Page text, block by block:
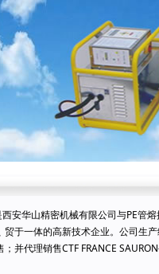
华山精密机械有限公司与PE管熔
于一体的高新技术企业。公司生
并代理销售CTF FRANCE